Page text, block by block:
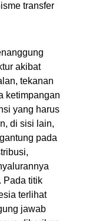
transfer
akibat
tekanan
ketimpangan
yang harus
di sisi lain,
pada
Pada titik
terlihat
jawab